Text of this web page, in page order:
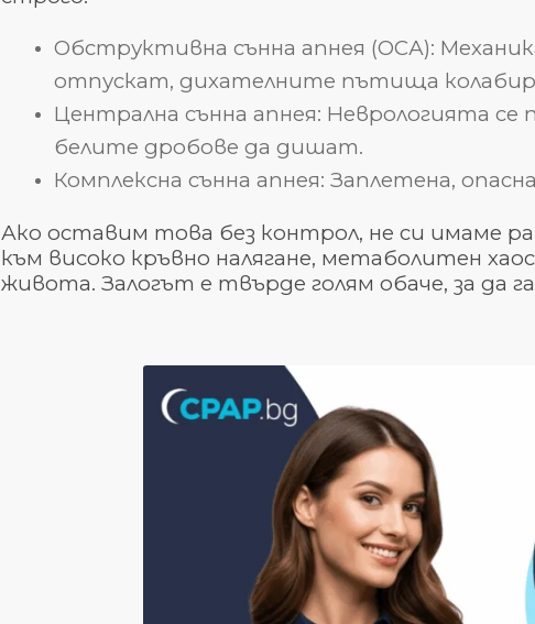
Обструктивна сънна апнея (ОСА):
отпускат, дихателните пътища
Централна сънна апнея: Неврологията се
белите дробове да дишат.
Комплексна сънна апнея: Заплетена,
Ако оставим това без контрол, не си имаме
към високо кръвно налягане, метаболитен
живота. Залогът е твърде голям обаче, за да